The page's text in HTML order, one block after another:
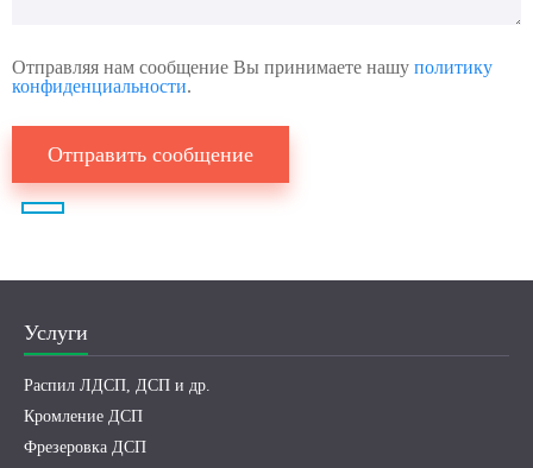
Отправляя нам сообщение Вы принимаете нашу политику
конфиденциальности.
Услуги
Распил ЛДСП, ДСП и др.
Кромление ДСП
Фрезеровка ДСП